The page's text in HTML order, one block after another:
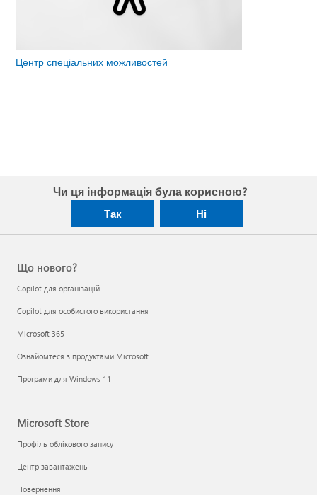
Центр спеціальних можливостей
Чи ця інформація була корисною?
Так Ні
Що нового?
Copilot для організацій
Copilot для особистого використання
Microsoft 365
Ознайомтеся з продуктами Microsoft
Програми для Windows 11
Microsoft Store
Профіль облікового запису
Центр завантажень
Повернення